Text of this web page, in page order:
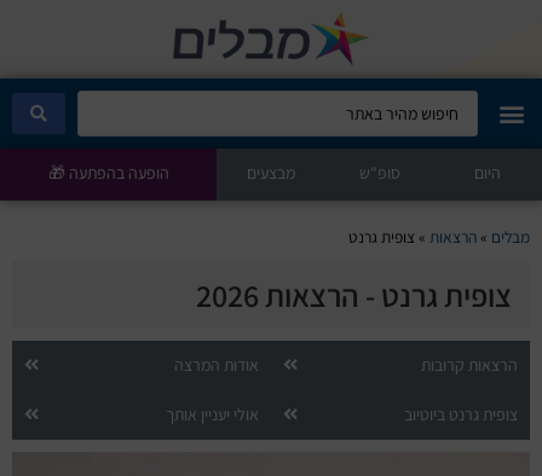
מבלים קלאב
הופעות היום
סטנדאפ
הצגות ילדים
הופעות חיות
היום סופ"ש מבצעים הופעה בהפתעה 🎁
מבלים »הרצאות » צופית גרנט
צופית גרנט - הרצאות 2026
הרצאות קרובות אודות המרצה
צופית גרנט ביוטיוב אולי יעניין אותך